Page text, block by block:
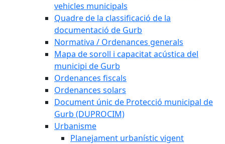
vehicles municipals
Quadre de la classificació de la
documentació de Gurb
Normativa / Ordenances generals
Mapa de soroll i capacitat acústica del
municipi de Gurb
Ordenances fiscals
Ordenances solars
Document únic de Protecció municipal de
Gurb (DUPROCIM)
Urbanisme
Planejament urbanístic vigent